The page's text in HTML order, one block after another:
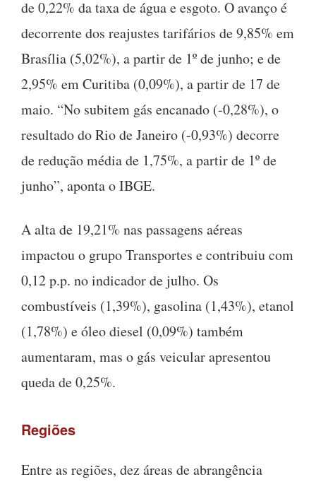
de 0,22% da taxa de água e esgoto. O avanço é
decorrente dos reajustes tarifários de 9,85% em
Brasília (5,02%), a partir de 1º de junho; e de
2,95% em Curitiba (0,09%), a partir de 17 de
maio. “No subitem gás encanado (-0,28%), o
resultado do Rio de Janeiro (-0,93%) decorre
de redução média de 1,75%, a partir de 1º de
junho”, aponta o IBGE.
A alta de 19,21% nas passagens aéreas
impactou o grupo Transportes e contribuiu com
0,12 p.p. no indicador de julho. Os
combustíveis (1,39%), gasolina (1,43%), etanol
(1,78%) e óleo diesel (0,09%) também
aumentaram, mas o gás veicular apresentou
queda de 0,25%.
Regiões
Entre as regiões, dez áreas de abrangência